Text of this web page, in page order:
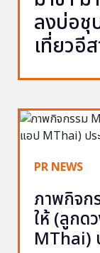
ลงบ่อชุ
เที่ยวอี
PR NEWS
ภาพกิจก
ให้ (ลูกด
MThai)